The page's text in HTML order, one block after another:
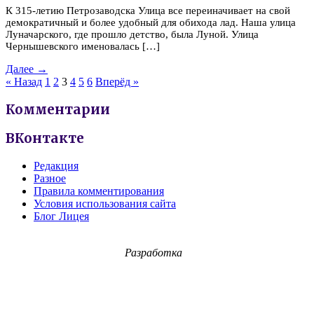
К 315-летию Петрозаводска Улица все переиначивает на свой
демократичный и более удобный для обихода лад. Наша улица
Луначарского, где прошло детство, была Луной. Улица
Чернышевского именовалась […]
Далее →
« Назад 1 2 3 4 5 6 Вперёд »
Комментарии
ВКонтакте
Редакция
Разное
Правила комментирования
Условия использования сайта
Блог Лицея
Разработка